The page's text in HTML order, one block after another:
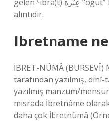
gelen ˁibra(t) عِبْرة “öğüt” kelimesinden alınmış bir
alıntıdır.
Ibretname
İBRET-NÜMÂ
tarafından yazılmış,
yazılmış manzum/
mısrada İbretnâme
daha çok İbretnümâ